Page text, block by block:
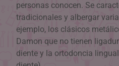
personas conocen. Se
tradicionales y albergar
ejemplo, los clásicos
Damon que no tienen
diente y la ortodoncia